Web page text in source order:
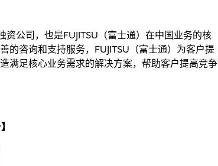
公司，也是FUJITSU（富士通）在中国业务的核
咨询和支持服务，FUJITSU（富士通）为客户提
满足核心业务需求的解决方案，帮助客户提高竞争